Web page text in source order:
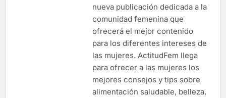
nueva publicación dedicada a la
comunidad femenina que
ofrecerá el mejor contenido
para los diferentes intereses de
las mujeres. ActitudFem llega
para ofrecer a las mujeres los
mejores consejos y tips sobre
alimentación saludable, belleza,